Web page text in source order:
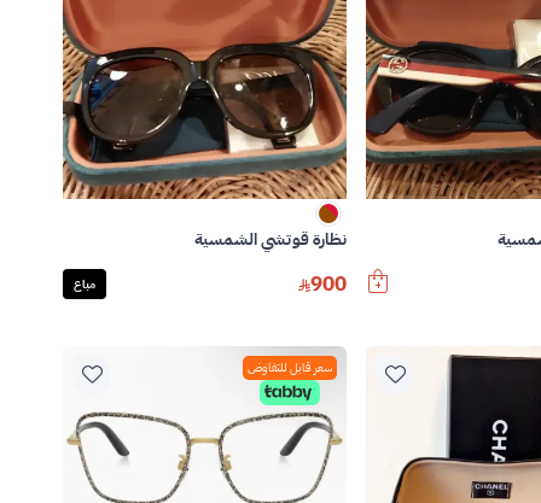
نظارة قوتشي الشمسية
900 مباع
سعر قابل للتفاوض